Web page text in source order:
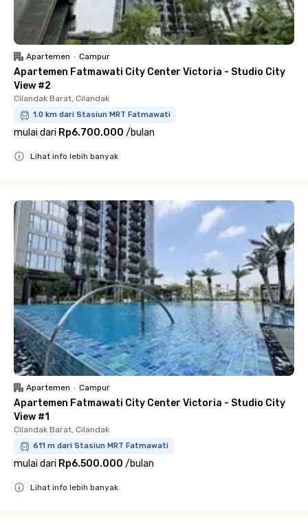
Apartemen • Campur
Apartemen Fatmawati City Center Victoria - Studio City
View #2
Cilandak Barat, Cilandak
1.0 km dari Stasiun MRT Fatmawati
mulai dari Rp6.700.000 /bulan
Lihat info lebih banyak
Apartemen • Campur
Apartemen Fatmawati City Center Victoria - Studio City
View #1
Cilandak Barat, Cilandak
611 m dari Stasiun MRT Fatmawati
mulai dari Rp6.500.000 /bulan
Lihat info lebih banyak